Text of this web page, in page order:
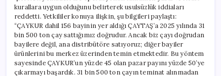
kurallara uygun olduğunu belirterek usulsüzlük iddiaları
reddetti. Yetkililer konuya ilişkin, şu bilgileri paylaştı:
“ÇAYKUR dahil 156 bayinin yer aldığı ÇAYTAŞ’a 2025 yılında 31
bin 500 ton çay sattığımız doğrudur. Ancak biz çayı doğrudan
bayilere değil, ana distribütöre satıyoruz; diğer bayiler
ürünlerini bu merkez üzerinden temin etmektedir. Bu yöntem
sayesinde ÇAYKUR’un yüzde 45 olan pazar payını yüzde 50’ye
çıkarmayı başardık. 31 bin 500 ton çayın teminat alınmadan